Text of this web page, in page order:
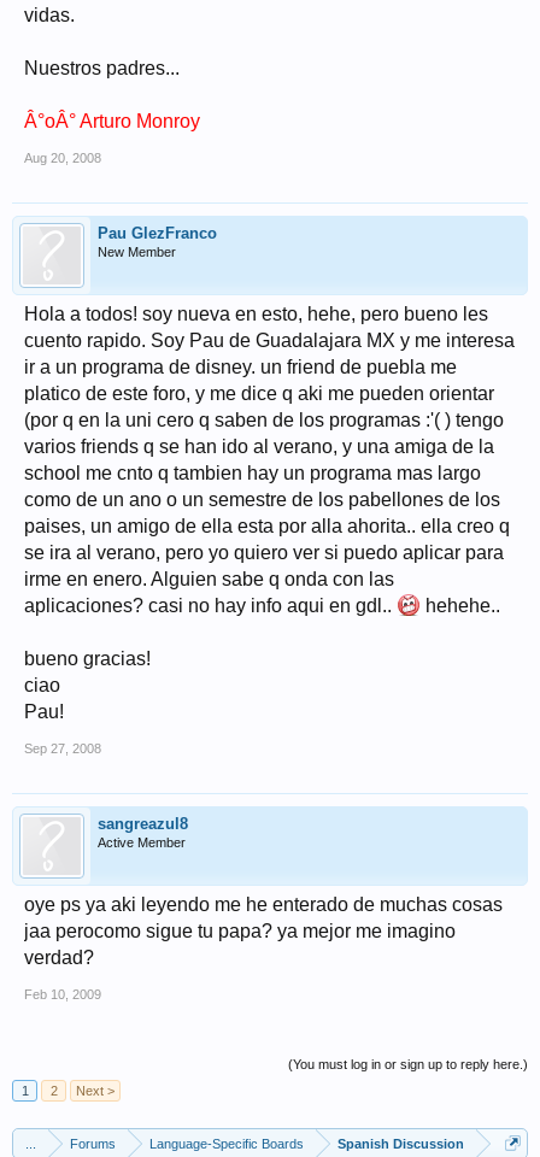
vidas.
Nuestros padres...
Â°oÂ° Arturo Monroy
Aug 20, 2008
Pau GlezFranco
New Member
Hola a todos! soy nueva en esto, hehe, pero bueno les
cuento rapido. Soy Pau de Guadalajara MX y me interesa
ir a un programa de disney. un friend de puebla me
platico de este foro, y me dice q aki me pueden orientar
(por q en la uni cero q saben de los programas :'( ) tengo
varios friends q se han ido al verano, y una amiga de la
school me cnto q tambien hay un programa mas largo
como de un ano o un semestre de los pabellones de los
paises, un amigo de ella esta por alla ahorita.. ella creo q
se ira al verano, pero yo quiero ver si puedo aplicar para
irme en enero. Alguien sabe q onda con las
aplicaciones? casi no hay info aqui en gdl..
hehehe..
bueno gracias!
ciao
Pau!
Sep 27, 2008
sangreazul8
Active Member
oye ps ya aki leyendo me he enterado de muchas cosas
jaa perocomo sigue tu papa? ya mejor me imagino
verdad?
Feb 10, 2009
(You must log in or sign up to reply here.)
1
2 Next >
Forums Language-Specific Boards Spanish Discussion